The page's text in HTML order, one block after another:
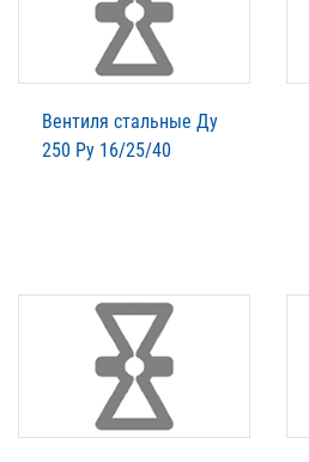
Вентиля стальные Ду
250 Ру 16/25/40